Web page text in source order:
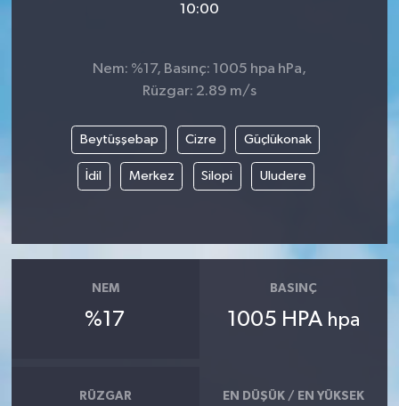
10:00
Nem: %17, Basınç: 1005 hpa hPa,
Rüzgar: 2.89 m/s
Beytüşşebap Cizre Güçlükonak
İdil Merkez Silopi Uludere
NEM
%17
BASINÇ
1005 HPA hpa
RÜZGAR EN DÜŞÜK / EN YÜKSEK
Bilim, Teknoloji